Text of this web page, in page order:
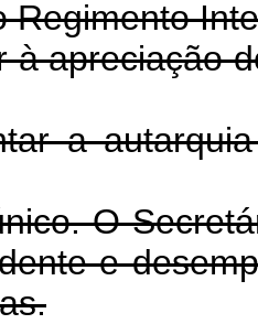
Regimento
à apreciação
a
O
e